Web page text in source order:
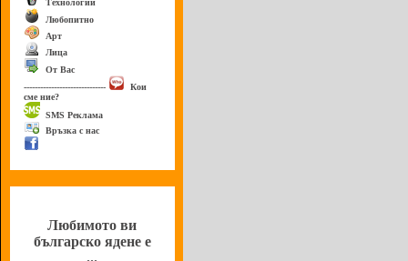
Технологии
Любопитно
Арт
Лица
От Вас
------------------------------
Кои
сме ние?
SMS Реклама
Връзка с нас
Любимото ви
българско ядене е
...